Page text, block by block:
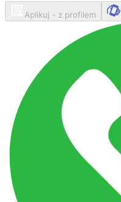
Aplikuj - z profilem